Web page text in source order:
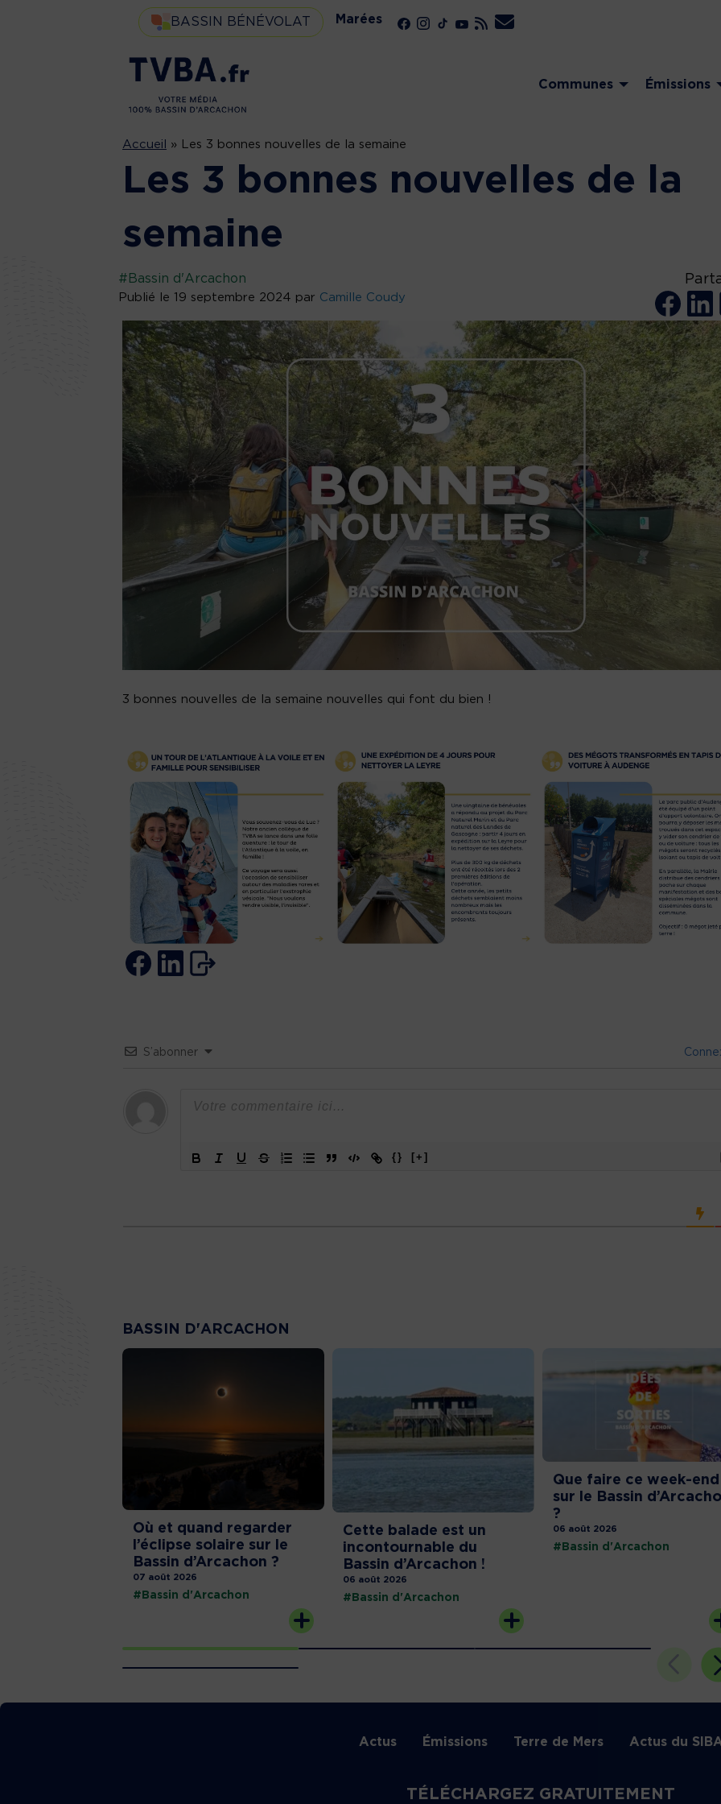
BASSIN BÉNÉVOLAT Marées
Communes Émissions
Accueil » Les 3 bonnes nouvelles de la semaine
Les 3 bonnes nouvelles de la
semaine
#Bassin d'Arcachon
Publié le 19 septembre 2024 par Camille Coudy
3 bonnes nouvelles de la semaine nouvelles qui font du bien !
S’abonner
{} [+]
BASSIN D'ARCACHON
Où et quand regarder
l’éclipse solaire sur le
Bassin d’Arcachon ?
07 août 2026
#Bassin d'Arcachon
Cette balade est un
incontournable du
Bassin d’Arcachon !
06 août 2026
#Bassin d'Arcachon
Que faire ce week-end
sur le Bassin
?
06 août 2026
#Bassin d'Arcachon
Actus Émissions Terre de Mers Actus du
TÉLÉCHARGEZ GRATUITEMENT